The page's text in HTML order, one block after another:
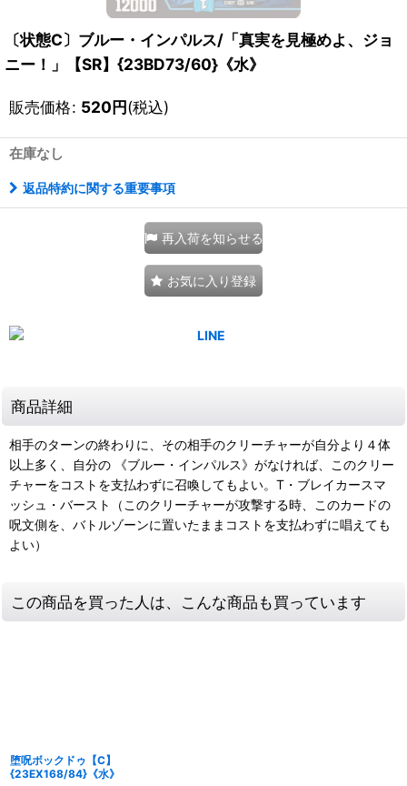
〔状態C〕ブルー・インパルス/「真実を見極めよ、ジョ
ニー！」【SR】{23BD73/60}《水》
販売価格: 520円(税込)
在庫なし
返品特約に関する重要事項
再入荷を知らせる
お気に入り登録
商品詳細
相手のターンの終わりに、その相手のクリーチャーが自分より４体
以上多く、自分の 《ブルー・インパルス》がなければ、このクリー
チャーをコストを支払わずに召喚してもよい。T・ブレイカースマ
ッシュ・バースト（このクリーチャーが攻撃する時、このカードの
呪文側を、バトルゾーンに置いたままコストを支払わずに唱えても
よい）
この商品を買った人は、こんな商品も買っています
堕呪ボックドゥ【C】
{23EX168/84}《水》